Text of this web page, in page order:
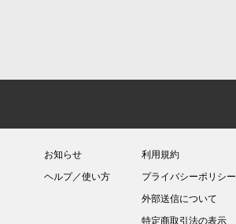
お知らせ
ヘルプ／使い方
利用規約
プライバシーポリシー
外部送信について
特定商取引法の表示